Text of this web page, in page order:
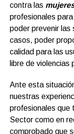
contra las
profesionales
poder prevenir
casos, poder
calidad para las
libre de violencias
Ante esta
nuestras
profesionales que
Sector como en
comprobado que